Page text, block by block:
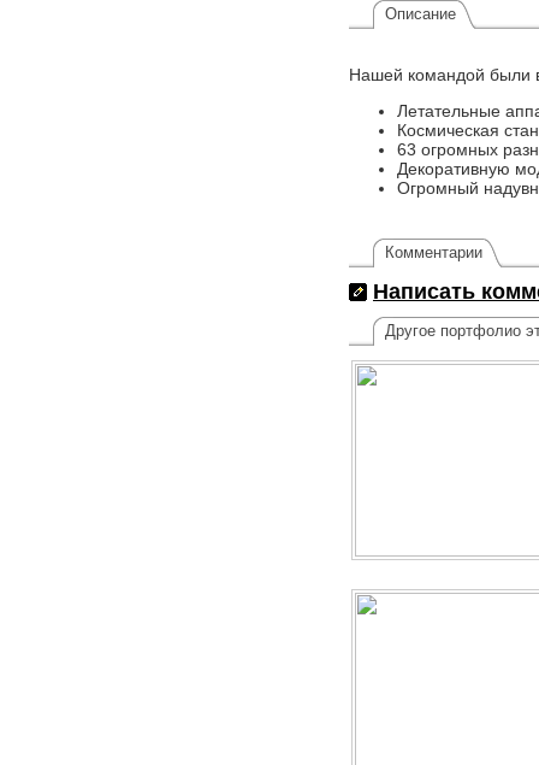
Описание
Нашей командой были
Летательные
Космическая
63 огромных
Декоративную
Огромный
Комментарии
Написать
Другое портфолио